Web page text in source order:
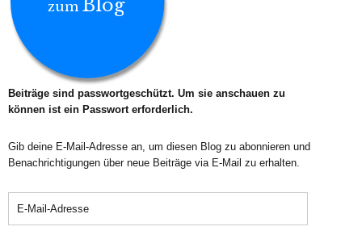
zum Blog
Beiträge sind passwortgeschützt. Um sie anschauen zu
können ist ein Passwort erforderlich.
Gib deine E-Mail-Adresse an, um diesen Blog zu abonnieren und
Benachrichtigungen über neue Beiträge via E-Mail zu erhalten.